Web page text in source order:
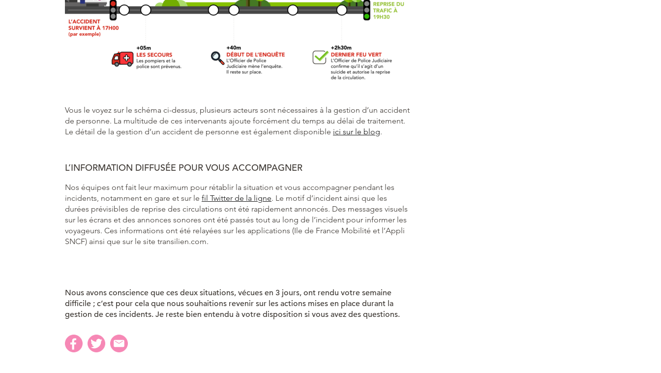
Vous le voyez sur le schéma ci-dessus, plusieurs acteurs sont nécessaires à la gestion d’un accident
de personne. La multitude de ces intervenants ajoute forcément du temps au délai de traitement.
Le détail de la gestion d’un accident de personne est également disponible ici sur le blog.
L’INFORMATION DIFFUSÉE POUR VOUS ACCOMPAGNER
Nos équipes ont fait leur maximum pour rétablir la situation et vous accompagner pendant les
incidents, notamment en gare et sur le fil Twitter de la ligne. Le motif d’incident ainsi que les
durées prévisibles de reprise des circulations ont été rapidement annoncés. Des messages visuels
sur les écrans et des annonces sonores ont été passés tout au long de l’incident pour informer les
voyageurs. Ces informations ont été relayées sur les applications (Ile de France Mobilité et l’Appli
SNCF) ainsi que sur le site transilien.com.
Nous avons conscience que ces deux situations, vécues en 3 jours, ont rendu votre semaine
difficile ; c’est pour cela que nous souhaitions revenir sur les actions mises en place durant la
gestion de ces incidents. Je reste bien entendu à votre disposition si vous avez des questions.